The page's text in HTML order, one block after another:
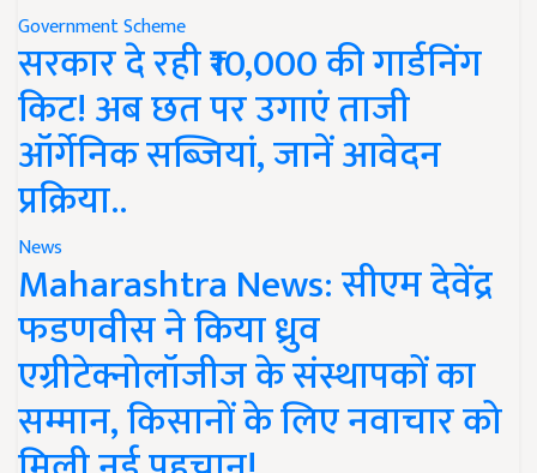
Government Scheme
सरकार दे रही ₹10,000 की गार्डनिंग
किट! अब छत पर उगाएं ताजी
ऑर्गेनिक सब्जियां, जानें आवेदन
प्रक्रिया..
News
Maharashtra News: सीएम देवेंद्र
फडणवीस ने किया ध्रुव
एग्रीटेक्नोलॉजीज के संस्थापकों का
सम्मान, किसानों के लिए नवाचार को